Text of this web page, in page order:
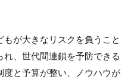
が大きなリスクを負うこと
、世代間連鎖を予防できる
と予算が整い、ノウハウが